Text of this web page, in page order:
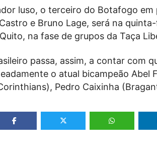
luso, o terceiro do Botafogo em
e Bruno Lage, será na
na fase de grupos da Taça
passa, assim, a contar com
o atual bicampeão Abel
Pedro Caixinha